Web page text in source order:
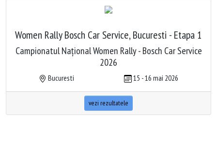
Women Rally Bosch Car Service, Bucuresti - Etapa 1
Campionatul Naţional Women Rally - Bosch Car Service
2026
Bucuresti 15 - 16 mai 2026
vezi rezultatele